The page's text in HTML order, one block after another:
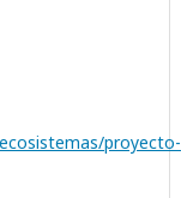
proyecto-